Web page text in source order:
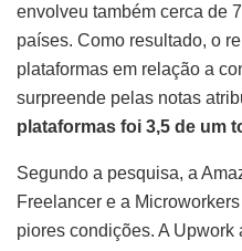
envolveu também cerca de
países. Como resultado, o
plataformas em relação a
surpreende pelas notas
plataformas foi 3,5 de um
Segundo a pesquisa, a
Freelancer e a
piores condições. A Upwork